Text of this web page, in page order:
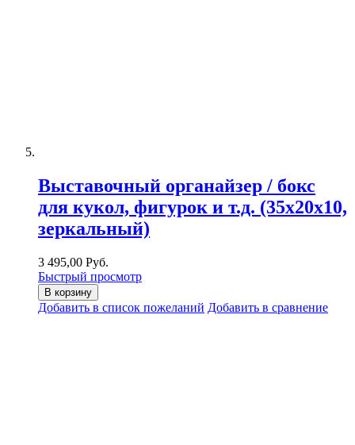
Выставочный органайзер / бокс
для кукол, фигурок и т.д. (35х20х10,
зеркальный)
3 495,00 Руб.
Быстрый просмотр
В корзину
Добавить в список пожеланий Добавить в сравнение